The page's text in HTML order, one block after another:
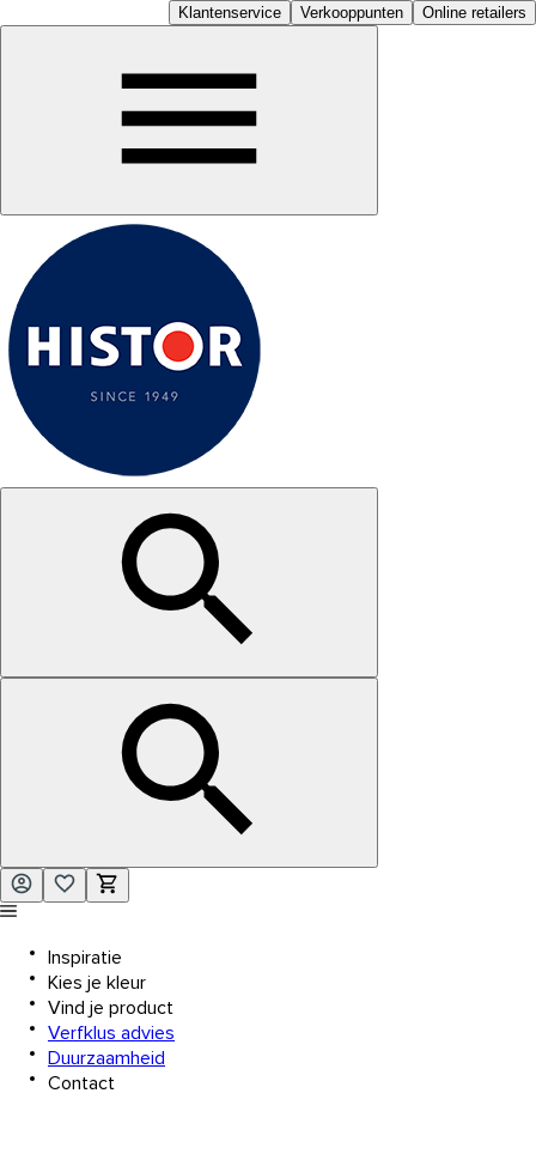
Klantenservice Verkooppunten Online retailers
Inspiratie
Kies je kleur
Vind je product
Verfklus advies
Duurzaamheid
Contact